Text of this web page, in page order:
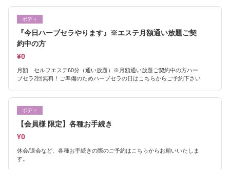
ボディ
『今日ハーブセラやります』※エステ月額通い放題ご契
約中の方
¥0
月額 セルフエステ60分（通い放題）※月額通い放題ご契約中の方ハー
ブセラ2回無料！ご準備のためハーブセラの日はこちらからご予約下さい
ボディ
【会員様 限定】各種お手続き
¥0
休会/退会など、各種お手続きの際のご予約はこちらからお願いいたしま
す。